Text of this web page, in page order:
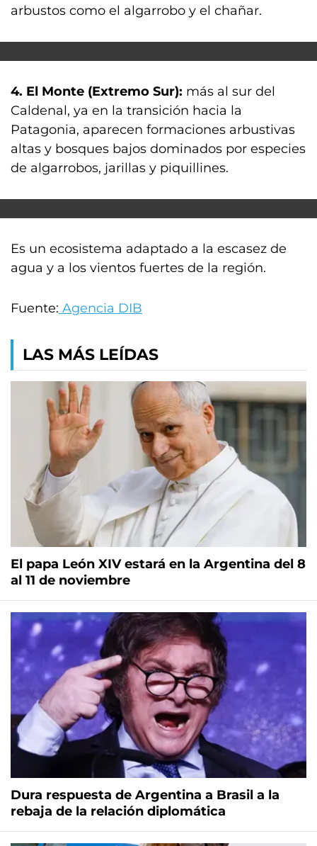
arbustos como el algarrobo y el chañar.
4. El Monte (Extremo Sur): más al sur del
Caldenal, ya en la transición hacia la
Patagonia, aparecen formaciones arbustivas
altas y bosques bajos dominados por especies
de algarrobos, jarillas y piquillines.
Es un ecosistema adaptado a la escasez de
agua y a los vientos fuertes de la región.
Fuente: Agencia DIB
LAS MÁS LEÍDAS
El papa León XIV estará en la Argentina del 8
al 11 de noviembre
Dura respuesta de Argentina a Brasil a la
rebaja de la relación diplomática